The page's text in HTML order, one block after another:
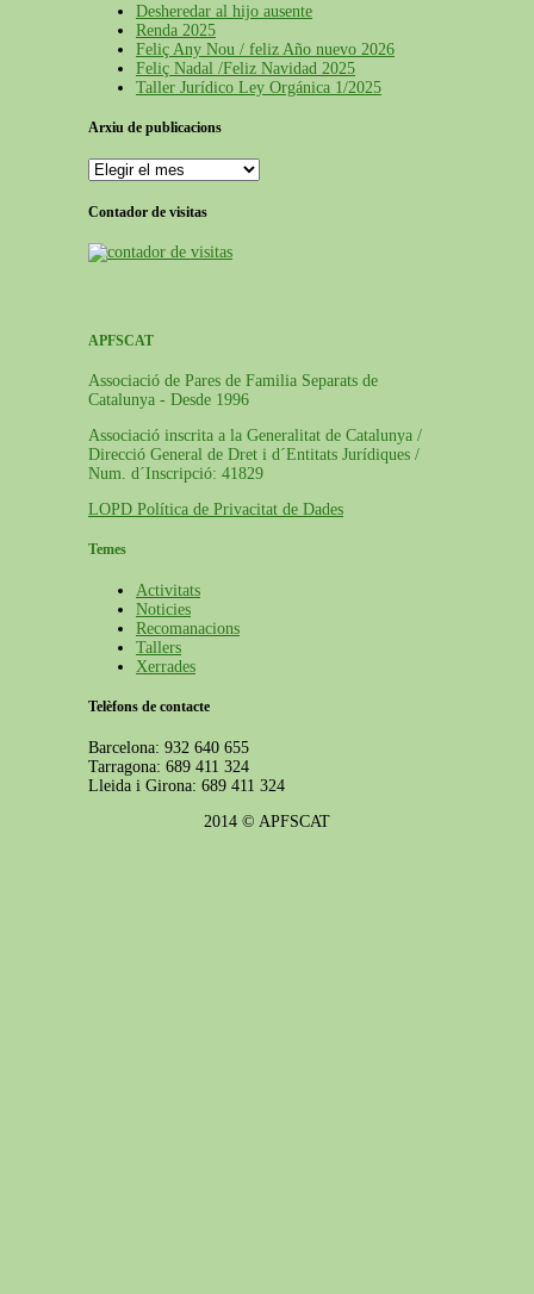
Desheredar al hijo ausente
Renda 2025
Feliç Any Nou / feliz Año nuevo 2026
Feliç Nadal /Feliz Navidad 2025
Taller Jurídico Ley Orgánica 1/2025
Arxiu de publicacions
Arxiu
de
publicacions
Contador de visitas
APFSCAT
Associació de Pares de Familia Separats de
Catalunya - Desde 1996
Associació inscrita a la Generalitat de Catalunya /
Direcció General de Dret i d´Entitats Jurídiques /
Num. d´Inscripció: 41829
LOPD Política de Privacitat de Dades
Temes
Activitats
Noticies
Recomanacions
Tallers
Xerrades
Telèfons de contacte
Barcelona: 932 640 655
Tarragona: 689 411 324
Lleida i Girona: 689 411 324
2014 © APFSCAT